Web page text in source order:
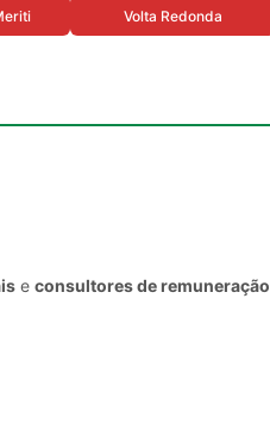
Volta Redonda
e consultores de remuneração